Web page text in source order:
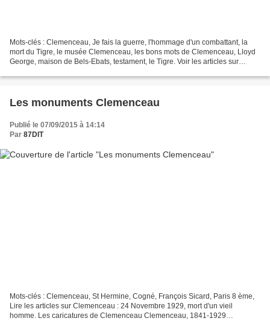
Mots-clés : Clemenceau, Je fais la guerre, l'hommage d'un combattant, la
mort du Tigre, le musée Clemenceau, les bons mots de Clemenceau, Lloyd
George, maison de Bels-Ebats, testament, le Tigre. Voir les articles sur
Les monuments Clemenceau
Publié le 07/09/2015 à 14:14
Par 87DIT
Mots-clés : Clemenceau, St Hermine, Cogné, François Sicard, Paris 8 ème,
Lire les articles sur Clemenceau : 24 Novembre 1929, mort d'un vieil
homme. Les caricatures de Clemenceau Clemenceau, 1841-1929